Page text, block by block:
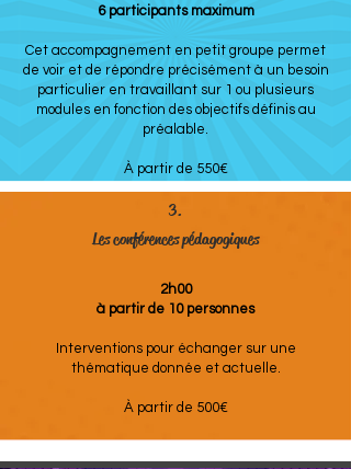
6 participants maximum
Cet accompagnement en petit groupe permet
de voir et de répondre précisément à un besoin
particulier en travaillant sur 1 ou plusieurs
modules en fonction des objectifs définis au
préalable.
À partir de 550€
3.
Les conférences pédagogiques
2h00
à partir de 10 personnes
Interventions pour échanger sur une
thématique donnée et actuelle.
À partir de 500€